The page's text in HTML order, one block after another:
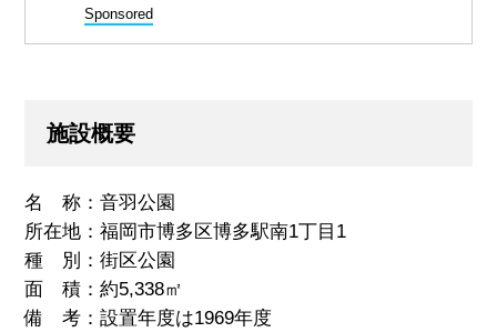
Sponsored
施設概要
名 称：音羽公園
所在地：福岡市博多区博多駅南1丁目1
種 別：街区公園
面 積：約5,338㎡
備 考：設置年度は1969年度